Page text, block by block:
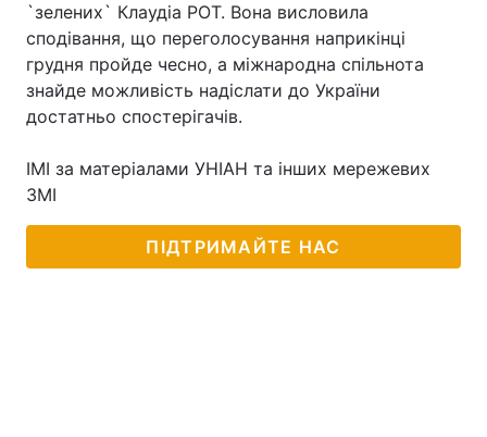
Головна
Україна Політика
Спорт Наука
`зелених` Клаудіа РОТ. Вона висловила
сподівання, що переголосування наприкінці
грудня пройде чесно, а міжнародна спільнота
знайде можливість надіслати до України
достатньо спостерігачів.
ІМІ за матеріалами УНІАН та інших мережевих
ЗМІ
ПІДТРИМАЙТЕ НАС